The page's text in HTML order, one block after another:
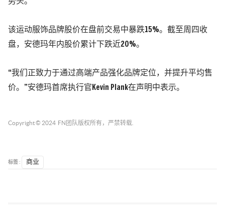
该运动服饰品牌股价在盘前交易中暴跌15%。截至周四收
盘，安德玛年内股价累计下跌近20%。
“我们正致力于通过高端产品强化品牌定位，并提升平均售
价。”安德玛首席执行官Kevin Plank在声明中表示。
Copyright © 2024 FN团队 版权所有，严禁转载.
标签 : 商业